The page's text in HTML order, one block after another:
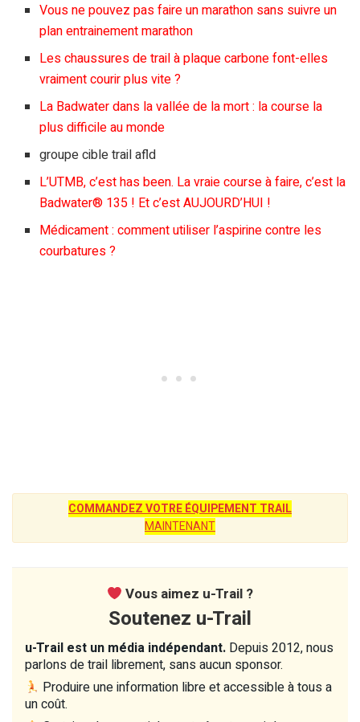
Vous ne pouvez pas faire un marathon sans suivre un
plan entrainement marathon
Les chaussures de trail à plaque carbone font-elles
vraiment courir plus vite ?
La Badwater dans la vallée de la mort : la course la
plus difficile au monde
groupe cible trail afld
L’UTMB, c’est has been. La vraie course à faire, c’est la
Badwater® 135 ! Et c’est AUJOURD’HUI !
Médicament : comment utiliser l’aspirine contre les
courbatures ?
COMMANDEZ VOTRE ÉQUIPEMENT TRAIL
MAINTENANT
Vous aimez u-Trail ?
Soutenez u-Trail
u-Trail est un média indépendant. Depuis 2012, nous
parlons de trail librement, sans aucun sponsor.
Produire une information libre et accessible à tous a
un coût.